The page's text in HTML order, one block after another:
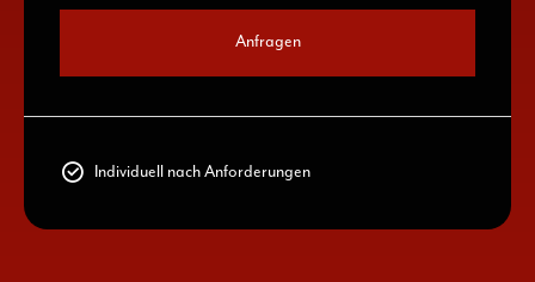
Anfragen
Individuell nach Anforderungen